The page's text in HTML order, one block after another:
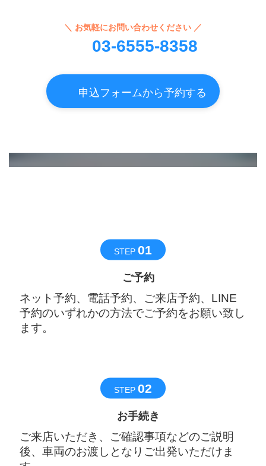
＼ お気軽にお問い合わせください ／
03-6555-8358
申込フォームから予約する
STEP 01
ご予約
ネット予約、電話予約、ご来店予約、LINE
予約のいずれかの方法でご予約をお願い致し
ます。
STEP 02
お手続き
ご来店いただき、ご確認事項などのご説明
後、車両のお渡しとなりご出発いただけま